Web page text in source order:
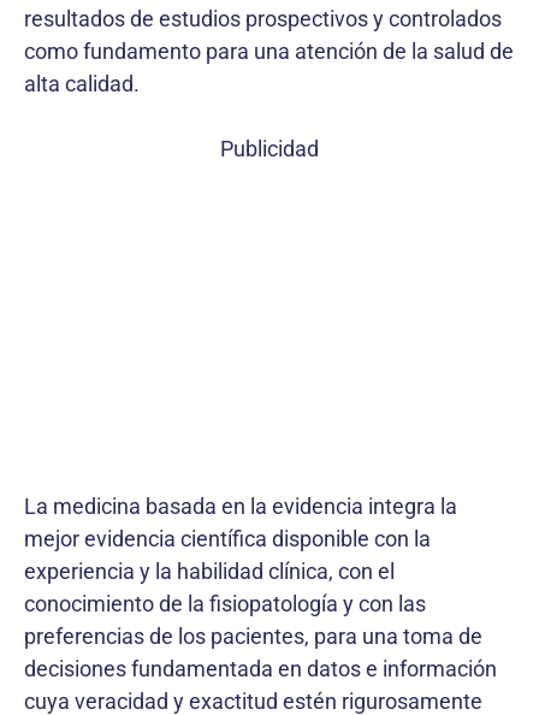
resultados de estudios prospectivos y controlados
como fundamento para una atención de la salud de
alta calidad.
Publicidad
La medicina basada en la evidencia integra la
mejor evidencia científica disponible con la
experiencia y la habilidad clínica, con el
conocimiento de la fisiopatología y con las
preferencias de los pacientes, para una toma de
decisiones fundamentada en datos e información
cuya veracidad y exactitud estén rigurosamente